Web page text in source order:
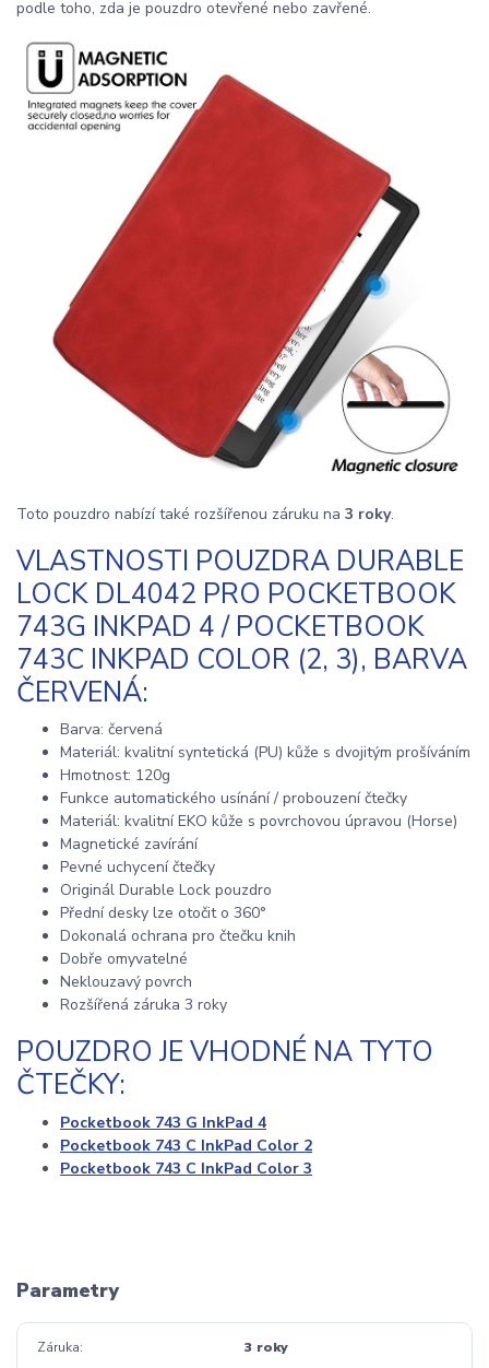
podle toho, zda je pouzdro otevřené nebo zavřené.
Toto pouzdro nabízí také rozšířenou záruku na 3 roky.
VLASTNOSTI POUZDRA DURABLE
LOCK DL4042 PRO POCKETBOOK
743G INKPAD 4 / POCKETBOOK
743C INKPAD COLOR (2, 3), BARVA
ČERVENÁ:
Barva: červená
Materiál: kvalitní syntetická (PU) kůže s dvojitým prošíváním
Hmotnost: 120g
Funkce automatického usínání / probouzení čtečky
Materiál: kvalitní EKO kůže s povrchovou úpravou (Horse)
Magnetické zavírání
Pevné uchycení čtečky
Originál Durable Lock pouzdro
Přední desky lze otočit o 360°
Dokonalá ochrana pro čtečku knih
Dobře omyvatelné
Neklouzavý povrch
Rozšířená záruka 3 roky
POUZDRO JE VHODNÉ NA TYTO
ČTEČKY:
Pocketbook 743 G InkPad 4
Pocketbook 743 C InkPad Color 2
Pocketbook 743 C InkPad Color 3
Parametry
Záruka 3 roky